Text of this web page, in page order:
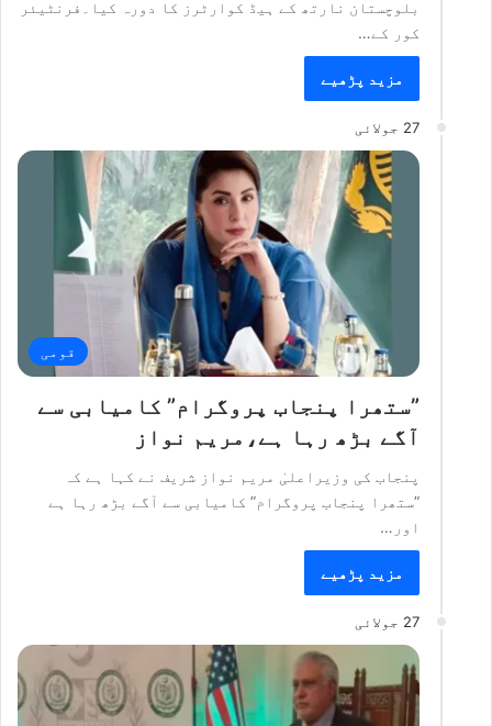
بلوچستان نارتھ کے ہیڈ کوارٹرز کا دورہ کیا۔فرنٹیئر
کور کے…
مزید پڑھیے
27 جولائی
قومی
”ستھرا پنجاب پروگرام” کامیابی سے
آگے بڑھ رہا ہے،مریم نواز
پنجاب کی وزیراعلیٰ مریم نواز شریف نے کہا ہے کہ
”ستھرا پنجاب پروگرام” کامیابی سے آگے بڑھ رہا ہے
اور…
مزید پڑھیے
27 جولائی